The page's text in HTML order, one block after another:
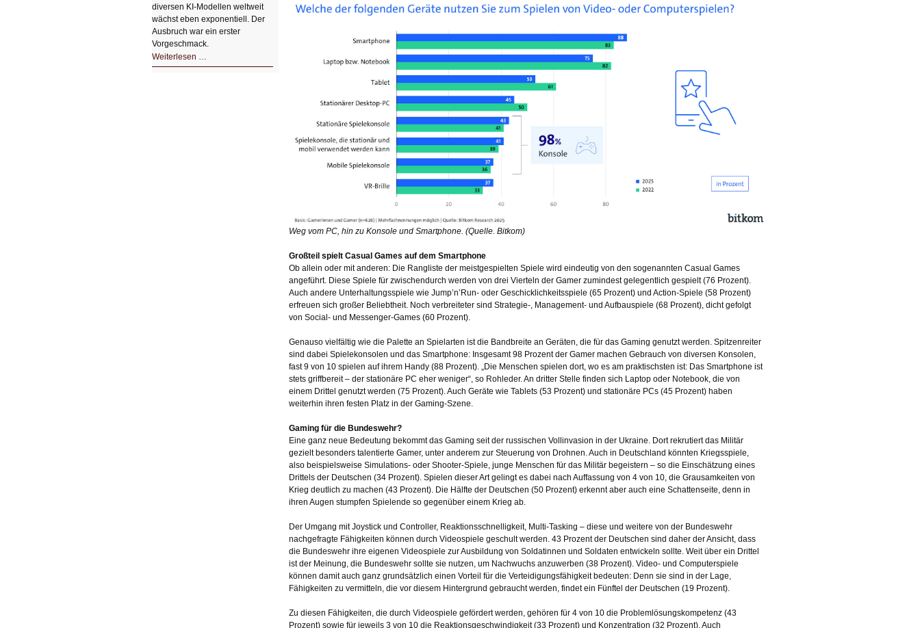
Weg vom PC, hin zu Konsole und Smartphone. (Quelle. Bitkom)
Großteil spielt Casual Games auf dem Smartphone
Ob allein oder mit anderen: Die Rangliste der meistgespielten Spiele wird eindeutig von den sogenannten Casual Games
angeführt. Diese Spiele für zwischendurch werden von drei Vierteln der Gamer zumindest gelegentlich gespielt (76 Prozent).
Auch andere Unterhaltungsspiele wie Jump’n’Run- oder Geschicklichkeitsspiele (65 Prozent) und Action-Spiele (58 Prozent)
erfreuen sich großer Beliebtheit. Noch verbreiteter sind Strategie-, Management- und Aufbauspiele (68 Prozent), dicht gefolgt
von Social- und Messenger-Games (60 Prozent).
Genauso vielfältig wie die Palette an Spielarten ist die Bandbreite an Geräten, die für das Gaming genutzt werden. Spitzenreiter
sind dabei Spielekonsolen und das Smartphone: Insgesamt 98 Prozent der Gamer machen Gebrauch von diversen Konsolen,
fast 9 von 10 spielen auf ihrem Handy (88 Prozent). „Die Menschen spielen dort, wo es am praktischsten ist: Das Smartphone ist
stets griffbereit – der stationäre PC eher weniger“, so Rohleder. An dritter Stelle finden sich Laptop oder Notebook, die von
einem Drittel genutzt werden (75 Prozent). Auch Geräte wie Tablets (53 Prozent) und stationäre PCs (45 Prozent) haben
weiterhin ihren festen Platz in der Gaming-Szene.
Gaming für die Bundeswehr?
Eine ganz neue Bedeutung bekommt das Gaming seit der russischen Vollinvasion in der Ukraine. Dort rekrutiert das Militär
gezielt besonders talentierte Gamer, unter anderem zur Steuerung von Drohnen. Auch in Deutschland könnten Kriegsspiele,
also beispielsweise Simulations- oder Shooter-Spiele, junge Menschen für das Militär begeistern – so die Einschätzung eines
Drittels der Deutschen (34 Prozent). Spielen dieser Art gelingt es dabei nach Auffassung von 4 von 10, die Grausamkeiten von
Krieg deutlich zu machen (43 Prozent). Die Hälfte der Deutschen (50 Prozent) erkennt aber auch eine Schattenseite, denn in
ihren Augen stumpfen Spielende so gegenüber einem Krieg ab.
Der Umgang mit Joystick und Controller, Reaktionsschnelligkeit, Multi-Tasking – diese und weitere von der Bundeswehr
nachgefragte Fähigkeiten können durch Videospiele geschult werden. 43 Prozent der Deutschen sind daher der Ansicht, dass
die Bundeswehr ihre eigenen Videospiele zur Ausbildung von Soldatinnen und Soldaten entwickeln sollte. Weit über ein Drittel
ist der Meinung, die Bundeswehr sollte sie nutzen, um Nachwuchs anzuwerben (38 Prozent). Video- und Computerspiele
können damit auch ganz grundsätzlich einen Vorteil für die Verteidigungsfähigkeit bedeuten: Denn sie sind in der Lage,
Fähigkeiten zu vermitteln, die vor diesem Hintergrund gebraucht werden, findet ein Fünftel der Deutschen (19 Prozent).
Zu diesen Fähigkeiten, die durch Videospiele gefördert werden, gehören für 4 von 10 die Problemlösungskompetenz (43
Prozent) sowie für jeweils 3 von 10 die Reaktionsgeschwindigkeit (33 Prozent) und Konzentration (32 Prozent). Auch
diversen KI-Modellen weltweit
wächst eben exponentiell. Der
Ausbruch war ein erster
Vorgeschmack.
Weiterlesen …
Der